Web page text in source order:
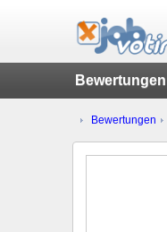
Bewertungen
Bewertungen